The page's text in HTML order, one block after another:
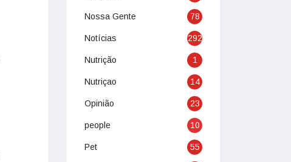
Nossa Gente 78
Notícias 292
Nutrição 1
Nutriçao 14
Opinião 23
people 10
Pet 55